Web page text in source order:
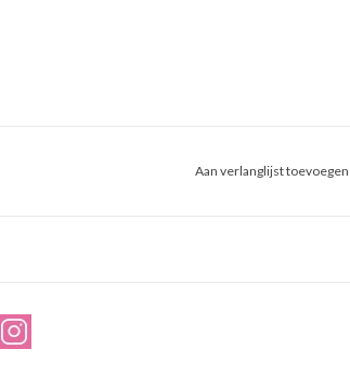
Aan verlanglijst toevoegen